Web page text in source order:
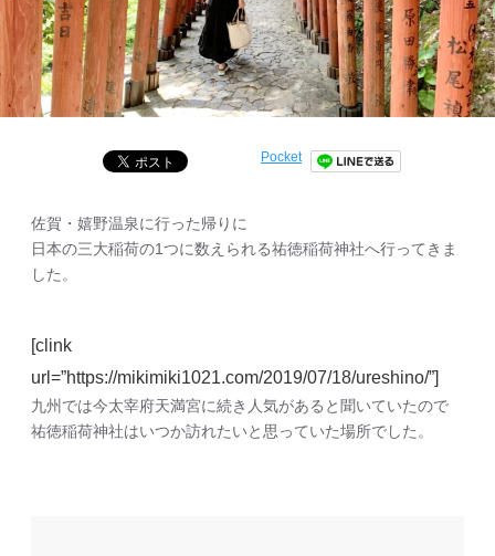
Pocket
佐賀・嬉野温泉に行った帰りに
日本の三大稲荷の1つに数えられる祐徳稲荷神社へ行ってきま
した。
[clink
url=”https://mikimiki1021.com/2019/07/18/ureshino/”]
九州では今太宰府天満宮に続き人気があると聞いていたので
祐徳稲荷神社はいつか訪れたいと思っていた場所でした。